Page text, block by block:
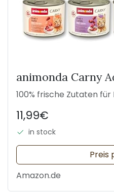
animonda Carny
100% frische Zutaten für
11,99€
in stock
Preis
Amazon.de